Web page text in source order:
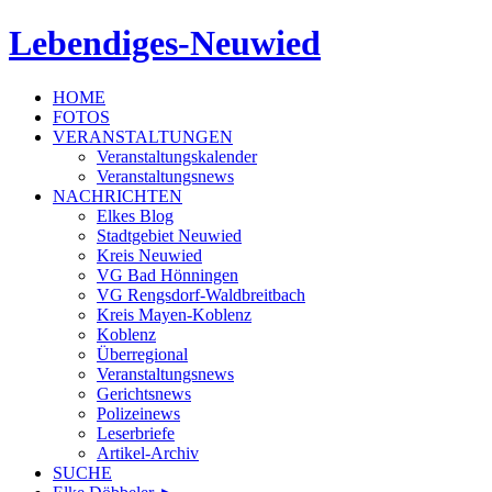
Lebendiges-Neuwied
HOME
FOTOS
VERANSTALTUNGEN
Veranstaltungskalender
Veranstaltungsnews
NACHRICHTEN
Elkes Blog
Stadtgebiet Neuwied
Kreis Neuwied
VG Bad Hönningen
VG Rengsdorf-Waldbreitbach
Kreis Mayen-Koblenz
Koblenz
Überregional
Veranstaltungsnews
Gerichtsnews
Polizeinews
Leserbriefe
Artikel-Archiv
SUCHE